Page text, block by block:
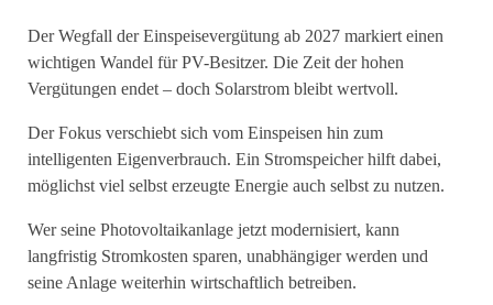
Der Wegfall der Einspeisevergütung ab 2027 markiert einen
wichtigen Wandel für PV-Besitzer. Die Zeit der hohen
Vergütungen endet – doch Solarstrom bleibt wertvoll.
Der Fokus verschiebt sich vom Einspeisen hin zum
intelligenten Eigenverbrauch. Ein Stromspeicher hilft dabei,
möglichst viel selbst erzeugte Energie auch selbst zu nutzen.
Wer seine Photovoltaikanlage jetzt modernisiert, kann
langfristig Stromkosten sparen, unabhängiger werden und
seine Anlage weiterhin wirtschaftlich betreiben.